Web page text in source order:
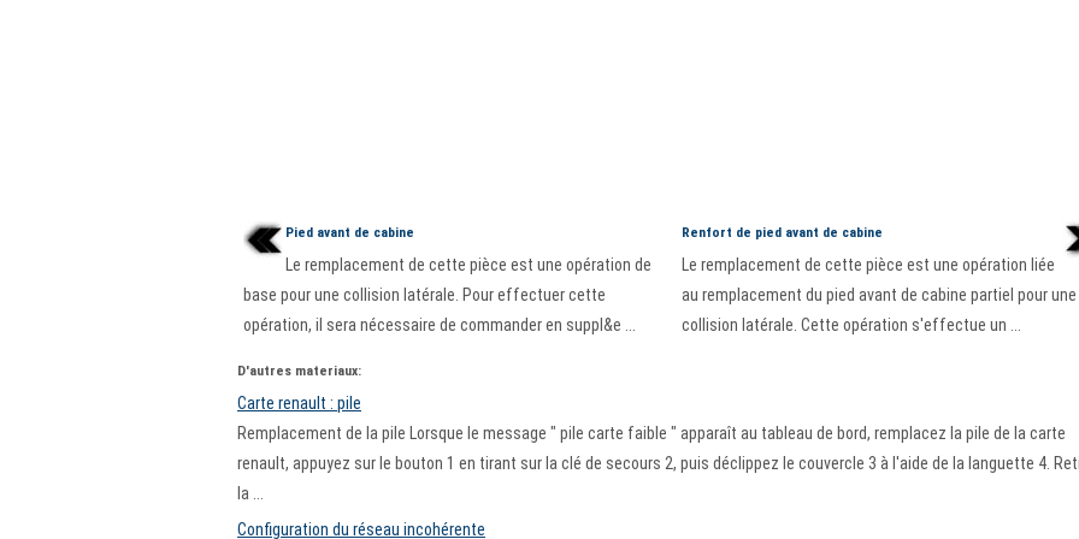
Pied avant de cabine
Le remplacement de cette pièce est une opération de
base pour une collision latérale. Pour effectuer cette
opération, il sera nécessaire de commander en suppl&e ...
Renfort de pied avant de cabine
Le remplacement de cette pièce est une opération liée
au remplacement du pied avant de cabine partiel pour une
collision latérale. Cette opération s'effectue un ...
D'autres materiaux:
Carte renault : pile
Remplacement de la pile Lorsque le message " pile carte faible " apparaît au tableau de bord, remplacez la pile de la carte
renault, appuyez sur le bouton 1 en tirant sur la clé de secours 2, puis déclippez le couvercle 3 à l'aide de la languette 4.
la ...
Configuration du réseau incohérente